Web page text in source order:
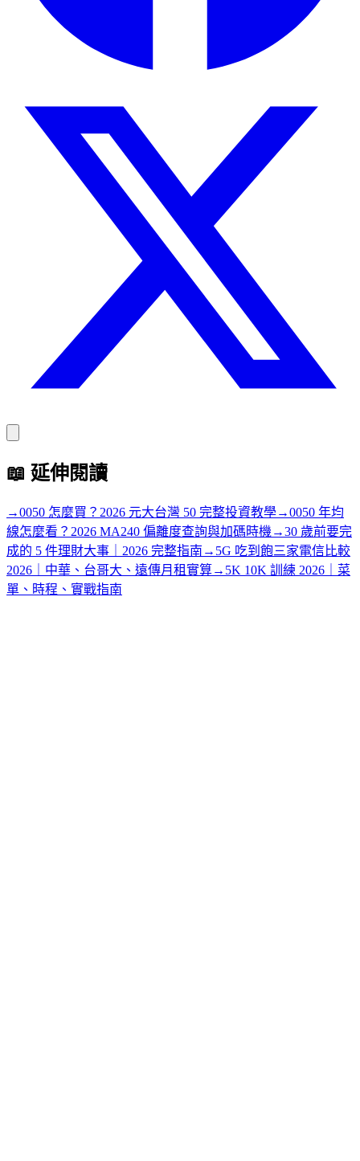
📖 延伸閱讀
→0050 怎麼買？2026 元大台灣 50 完整投資教學→0050 年均
線怎麼看？2026 MA240 偏離度查詢與加碼時機 →30 歲前要完
成的 5 件理財大事｜2026 完整指南 → 5G 吃到飽三家電信比較
2026｜中華、台哥大、遠傳月租實算→ 5K 10K 訓練 2026｜菜
單、時程、實戰指南